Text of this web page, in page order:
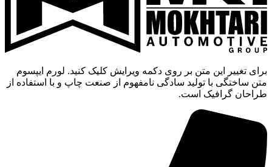
برای تغییر این متن بر روی دکمه ویرایش کلیک کنید. لورم ایپسوم
متن ساختگی با تولید سادگی نامفهوم از صنعت چاپ و با استفاده از
طراحان گرافیک است.